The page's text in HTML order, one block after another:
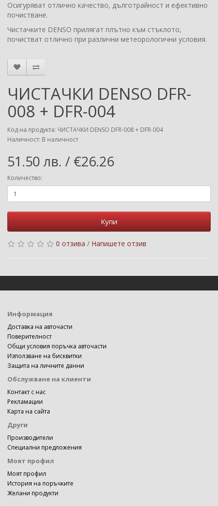
Осигуряват отлично качество, дълготрайност и ефективно
почистване.
Чистачките DENSO прилягат плътно към стъклото,
почистват отлично при различни метеорологични условия.
ЧИСТАЧКИ DENSO DFR-
008 + DFR-004
Код на продукта: ЧИСТАЧКИ DENSO DFR-008 + DFR-004
Наличност: В наличност
51.50 лв. / €26.26
Количество:
Купи
0 отзива / Напишете отзив
Информация
Доставка на авточасти
Поверителност
Общи условия поръчка авточасти
Използване на бисквитки
Защита на личните данни
Обслужване на клиенти
Контакт с нас
Рекламации
Карта на сайта
Други
Производители
Специални предложения
Моят профил
Моят профил
История на поръчките
Желани продукти